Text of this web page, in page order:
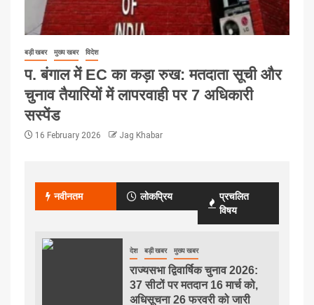
बड़ी खबर मुख्य खबर विदेश
प. बंगाल में EC का कड़ा रुख: मतदाता सूची और
चुनाव तैयारियों में लापरवाही पर 7 अधिकारी
सस्पेंड
16 February 2026 Jag Khabar
नवीनतम लोकप्रिय
प्रचलित
विषय
देश बड़ी खबर मुख्य खबर
राज्यसभा द्विवार्षिक चुनाव 2026:
37 सीटों पर मतदान 16 मार्च को,
अधिसूचना 26 फरवरी को जारी